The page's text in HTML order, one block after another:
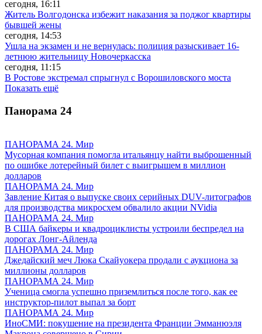
сегодня, 16:11
Житель Волгодонска избежит наказания за поджог квартиры
бывшей жены
сегодня, 14:53
Ушла на экзамен и не вернулась: полиция разыскивает 16-
летнюю жительницу Новочеркасска
сегодня, 11:15
В Ростове экстремал спрыгнул с Ворошиловского моста
Показать ещё
Панорама 24
ПАНОРАМА 24. Мир
Мусорная компания помогла итальянцу найти выброшенный
по ошибке лотерейный билет с выигрышем в миллион
долларов
ПАНОРАМА 24. Мир
Завление Китая о выпуске своих серийных DUV-литографов
для производства микросхем обвалило акции NVidia
ПАНОРАМА 24. Мир
В США байкеры и квадроциклисты устроили беспредел на
дорогах Лонг-Айленда
ПАНОРАМА 24. Мир
Джедайский меч Люка Скайуокера продали с аукциона за
миллионы долларов
ПАНОРАМА 24. Мир
Ученица смогла успешно приземлиться после того, как ее
инструктор-пилот выпал за борт
ПАНОРАМА 24. Мир
ИноСМИ: покушение на президента Франции Эмманюэля